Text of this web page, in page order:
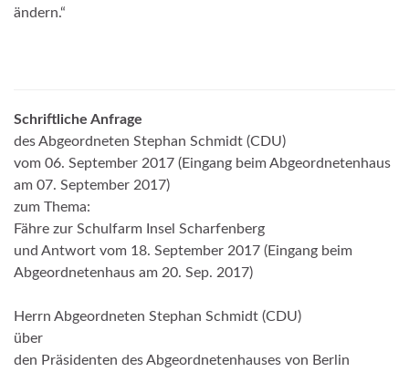
ändern.“
Schriftliche Anfrage
des Abgeordneten Stephan Schmidt (CDU)
vom 06. September 2017 (Eingang beim Abgeordnetenhaus
am 07. September 2017)
zum Thema:
Fähre zur Schulfarm Insel Scharfenberg
und Antwort vom 18. September 2017 (Eingang beim
Abgeordnetenhaus am 20. Sep. 2017)
Herrn Abgeordneten Stephan Schmidt (CDU)
über
den Präsidenten des Abgeordnetenhauses von Berlin